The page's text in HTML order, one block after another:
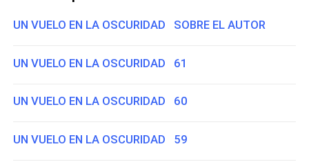
UN VUELO EN LA OSCURIDAD SOBRE EL AUTOR
UN VUELO EN LA OSCURIDAD 61
UN VUELO EN LA OSCURIDAD 60
UN VUELO EN LA OSCURIDAD 59